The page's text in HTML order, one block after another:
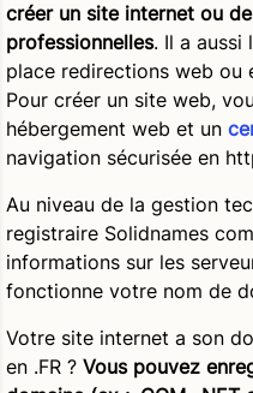
créer un site internet ou
professionnelles. Il a aussi
place redirections web ou
Pour créer un site web,
hébergement web et un
navigation sécurisée en
Au niveau de la gestion
registraire Solidnames
informations sur les
fonctionne votre nom de
Votre site internet a son
en .FR ? Vous pouvez